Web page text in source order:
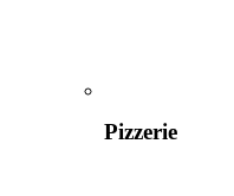
Pizzerie